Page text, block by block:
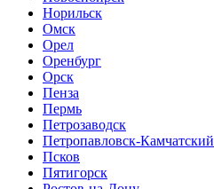
Норильск
Омск
Орел
Оренбург
Орск
Пенза
Пермь
Петрозаводск
Петропавловск-Камчатский
Псков
Пятигорск